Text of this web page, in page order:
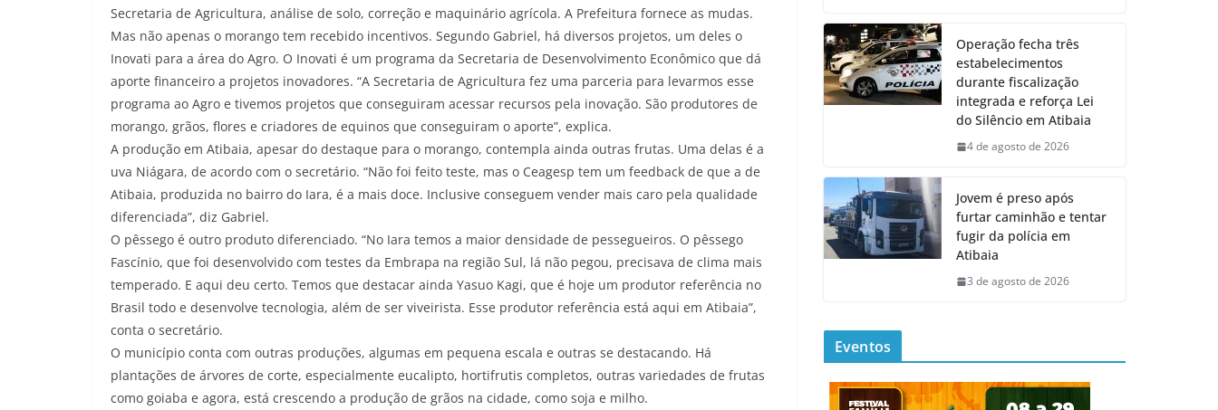
Secretaria de Agricultura, análise de solo, correção e maquinário agrícola. A Prefeitura fornece as mudas.
Mas não apenas o morango tem recebido incentivos. Segundo Gabriel, há diversos projetos, um deles o
Inovati para a área do Agro. O Inovati é um programa da Secretaria de Desenvolvimento Econômico que dá
aporte financeiro a projetos inovadores. “A Secretaria de Agricultura fez uma parceria para levarmos esse
programa ao Agro e tivemos projetos que conseguiram acessar recursos pela inovação. São produtores de
morango, grãos, flores e criadores de equinos que conseguiram o aporte”, explica.
A produção em Atibaia, apesar do destaque para o morango, contempla ainda outras frutas. Uma delas é a
uva Niágara, de acordo com o secretário. “Não foi feito teste, mas o Ceagesp tem um feedback de que a de
Atibaia, produzida no bairro do Iara, é a mais doce. Inclusive conseguem vender mais caro pela qualidade
diferenciada”, diz Gabriel.
O pêssego é outro produto diferenciado. “No Iara temos a maior densidade de pessegueiros. O pêssego
Fascínio, que foi desenvolvido com testes da Embrapa na região Sul, lá não pegou, precisava de clima mais
temperado. E aqui deu certo. Temos que destacar ainda Yasuo Kagi, que é hoje um produtor referência no
Brasil todo e desenvolve tecnologia, além de ser viveirista. Esse produtor referência está aqui em Atibaia”,
conta o secretário.
O município conta com outras produções, algumas em pequena escala e outras se destacando. Há
plantações de árvores de corte, especialmente eucalipto, hortifrutis completos, outras variedades de frutas
como goiaba e agora, está crescendo a produção de grãos na cidade, como soja e milho.
Operação fecha três
estabelecimentos
durante fiscalização
integrada e reforça Lei
do Silêncio em Atibaia
4 de agosto de 2026
Jovem é preso após
furtar caminhão e tentar
fugir da polícia em
Atibaia
3 de agosto de 2026
Eventos